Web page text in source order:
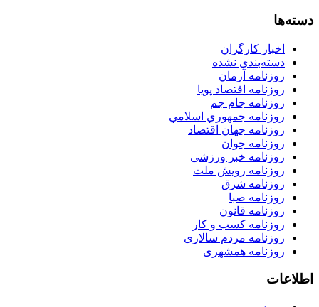
دسته‌ها
اخبار کارگران
دسته‌بندی نشده
روزنامه آرمان
روزنامه اقتصاد پویا
روزنامه جام جم
روزنامه جمهوري اسلامي
روزنامه جهان اقتصاد
روزنامه جوان
روزنامه خبر ورزشى
روزنامه رویش ملت
روزنامه شرق
روزنامه صبا
روزنامه قانون
روزنامه كسب و كار
روزنامه مردم سالاری
روزنامه همشهری
اطلاعات